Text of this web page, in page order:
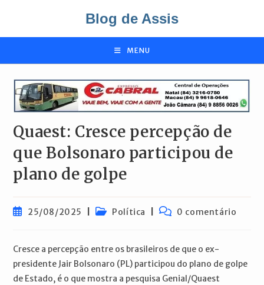
o
Blog de Assis
MENU
Quaest: Cresce percepção de
que Bolsonaro participou de
plano de golpe
Post25/08/2025
Categoria
Política
Comentários
0 comentário
Cresce a percepção entre os brasileiros de que o ex-
presidente Jair Bolsonaro (PL) participou do plano de golpe
de Estado, é o que mostra a pesquisa Genial/Quaest